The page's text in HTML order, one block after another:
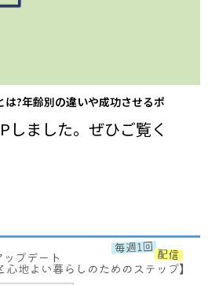
は?年齢別の違いや成功させるポ
しました。ぜひご覧く